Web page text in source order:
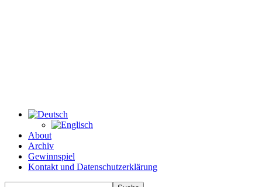
About
Archiv
Gewinnspiel
Kontakt und Datenschutzerklärung